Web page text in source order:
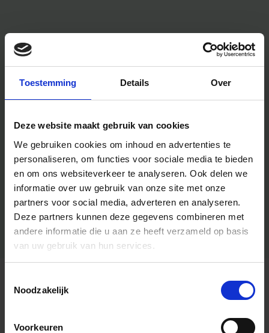
Toestemming Details Over
Deze website maakt gebruik van cookies
We gebruiken cookies om inhoud en advertenties te
personaliseren, om functies voor sociale media te bieden
en om ons websiteverkeer te analyseren. Ook delen we
informatie over uw gebruik van onze site met onze
partners voor social media, adverteren en analyseren.
Deze partners kunnen deze gegevens combineren met
andere informatie die u aan ze heeft verzameld op basis
van uw gebruik van hun services.
Noodzakelijk
Voorkeuren
Algemene informatie